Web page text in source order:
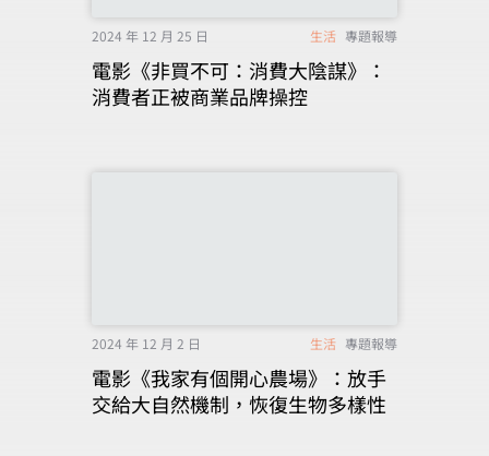
2024 年 12 月 25 日 生活 專題報導
電影《非買不可：消費大陰謀》：
消費者正被商業品牌操控
2024 年 12 月 2 日 生活 專題報導
電影《我家有個開心農場》：放手
交給大自然機制，恢復生物多樣性